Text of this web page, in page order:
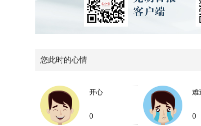
您此时的心情
开心
0
难
0